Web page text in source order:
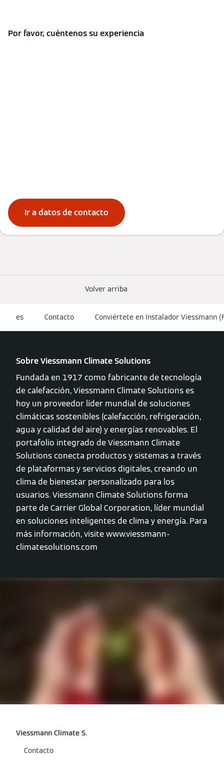
Por favor, cuéntenos su experiencia
Ir a datos de contacto
Volver arriba
es Contacto Conviértete en Instalador Viessmann
Sobre Viessmann Climate Solutions
Fundada en 1917 como fabricante de tecnología
de calefacción, Viessmann Climate Solutions es
hoy un proveedor líder mundial de soluciones
climáticas sostenibles (calefacción, refrigeración,
agua y calidad del aire) y energías renovables. El
portafolio integrado de Viessmann Climate
Solutions conecta productos y sistemas a través
de plataformas y servicios digitales, creando un
clima de bienestar personalizado para los
usuarios. Viessmann Climate Solutions forma
parte de Carrier Global Corporation, líder mundial
en soluciones inteligentes de clima y energía. Para
más información, visite www.viessmann-
climatesolutions.com
Viessmann Climate S.
Contacto